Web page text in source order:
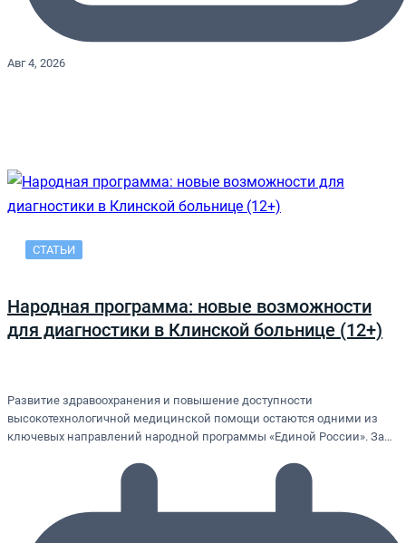
Авг 4, 2026
СТАТЬИ
Народная программа: новые возможности
для диагностики в Клинской больнице (12+)
Развитие здравоохранения и повышение доступности
высокотехнологичной медицинской помощи остаются одними из
ключевых направлений народной программы «Единой России». За…